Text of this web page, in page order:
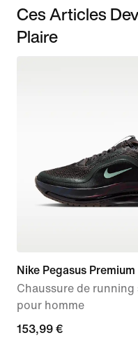
Ces Articles
Plaire
Nike Pegasus Premium
Chaussure de running
pour homme
current
153,99 €